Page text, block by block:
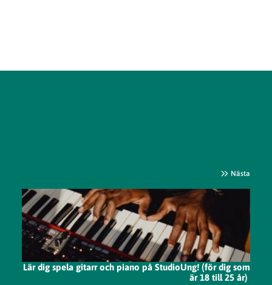
Nästa
Lär dig spela gitarr och piano på StudioUng! (för dig som
är 18 till 25 år)